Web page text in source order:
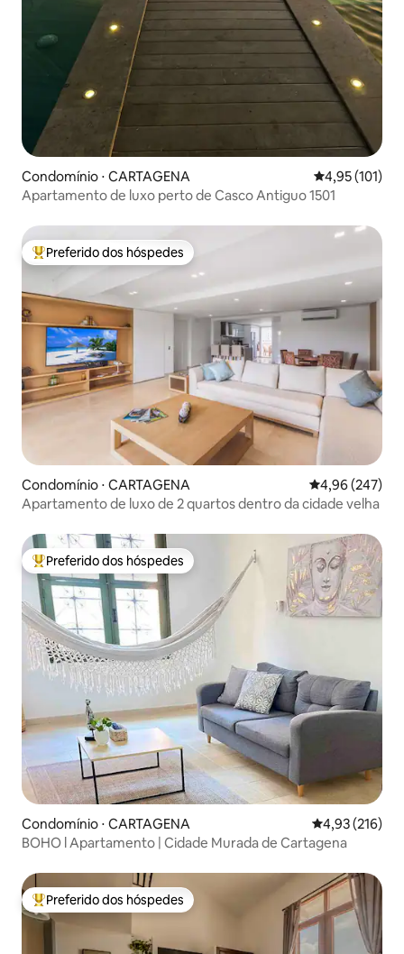
Condomínio ⋅ CARTAGENA 4,95 de uma
4,95 (101)
Apartamento de luxo perto de Casco Antiguo 1501
Entre os melhores preferidos dos hóspedes
Preferido dos hóspedes
Condomínio ⋅ CARTAGENA 4,96 de uma
4,96 (247)
Apartamento de luxo de 2 quartos dentro da cidade velha
Entre os melhores preferidos dos hóspedes
Preferido dos hóspedes
Condomínio ⋅ CARTAGENA 4,93 de uma
4,93 (216)
BOHO l Apartamento | Cidade Murada de Cartagena
Entre os melhores preferidos dos hóspedes
Preferido dos hóspedes